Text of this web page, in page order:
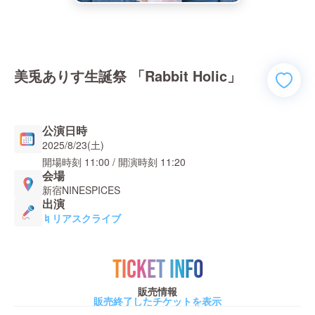
美兎ありす生誕祭 「Rabbit Holic」
公演日時
2025/8/23(土)
開場時刻 11:00 / 開演時刻 11:20
会場
新宿NINESPICES
出演
♮リアスクライブ
TICKET INFO
販売情報
販売終了したチケットを表示